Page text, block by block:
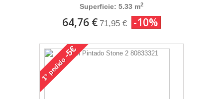
Superficie: 5.33 m2
64,76 € 71,95 € -10%
1°
pedido
-5€